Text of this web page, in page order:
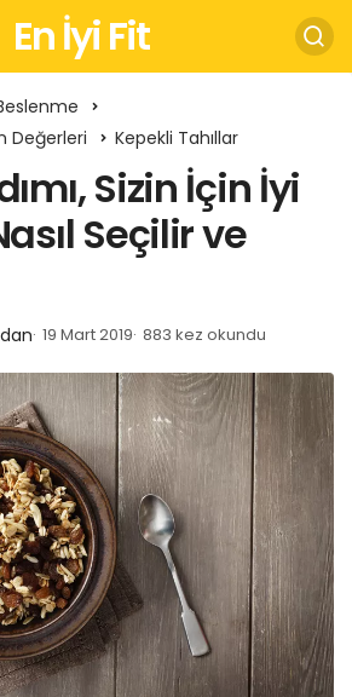
En İyi Fit
Değerleri
Kepekli Tahıllar
Sizin İçin İyi
Seçilir ve
19 Mart 2019 883 kez okundu